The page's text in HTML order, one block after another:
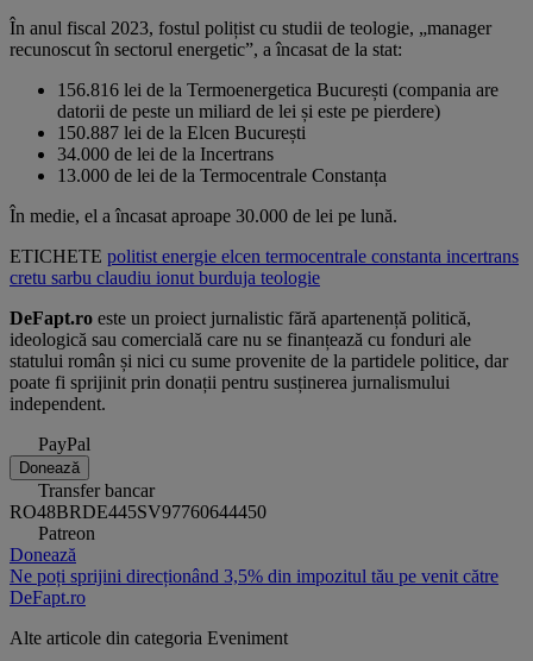
În anul fiscal 2023, fostul polițist cu studii de teologie, „manager
recunoscut în sectorul energetic”, a încasat de la stat:
156.816 lei de la Termoenergetica București (compania are
datorii de peste un miliard de lei și este pe pierdere)
150.887 lei de la Elcen București
34.000 de lei de la Incertrans
13.000 de lei de la Termocentrale Constanța
În medie, el a încasat aproape 30.000 de lei pe lună.
ETICHETE politist energie elcen termocentrale constanta incertrans
cretu sarbu claudiu ionut burduja teologie
DeFapt.ro este un proiect jurnalistic fără apartenență politică,
ideologică sau comercială care nu se finanțează cu fonduri ale
statului român și nici cu sume provenite de la partidele politice, dar
poate fi sprijinit prin donații pentru susținerea jurnalismului
independent.
PayPal
Donează
Transfer bancar
RO48BRDE445SV97760644450
Patreon
Donează
Ne poți sprijini direcționând 3,5% din impozitul tău pe venit către
DeFapt.ro
Alte articole din categoria Eveniment